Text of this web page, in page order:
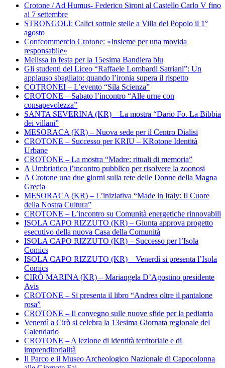
Crotone / Ad Humus- Federico Sironi al Castello Carlo V fino
al 7 settembre
STRONGOLI: Calici sottole stelle a Villa del Popolo il 1°
agosto
Confcommercio Crotone: «Insieme per una movida
responsabile»
Melissa in festa per la 15esima Bandiera blu
Gli studenti del Liceo “Raffaele Lombardi Satriani”: Un
applauso sbagliato: quando l’ironia supera il rispetto
COTRONEI – L’evento “Sila Scienza”
CROTONE – Sabato l’incontro “Alle urne con
consapevolezza”
SANTA SEVERINA (KR) – La mostra “Dario Fo. La Bibbia
dei villani”
MESORACA (KR) – Nuova sede per il Centro Dialisi
CROTONE – Successo per KRIU – KRotone Identità
Urbane
CROTONE – La mostra “Madre: rituali di memoria”
A Umbriatico l’incontro pubblico per risolvere la zoonosi
A Crotone una due giorni sulla rete delle Donne della Magna
Grecia
MESORACA (KR) – L’iniziativa “Made in Italy: Il Cuore
della Nostra Cultura”
CROTONE – L’incontro su Comunità energetiche rinnovabili
ISOLA CAPO RIZZUTO (KR) – Giunta approva progetto
esecutivo della nuova Casa della Comunità
ISOLA CAPO RIZZUTO (KR) – Successo per l’Isola
Comics
ISOLA CAPO RIZZUTO (KR) – Venerdì si presenta l’Isola
Comics
CIRÒ MARINA (KR) – Mariangela D’Agostino presidente
Avis
CROTONE – Si presenta il libro “Andrea oltre il pantalone
rosa”
CROTONE – Il convegno sulle nuove sfide per la pediatria
Venerdì a Cirò si celebra la 13esima Giornata regionale del
Calendario
CROTONE – A lezione di identità territoriale e di
imprenditorialità
Il Parco e il Museo Archeologico Nazionale di Capocolonna